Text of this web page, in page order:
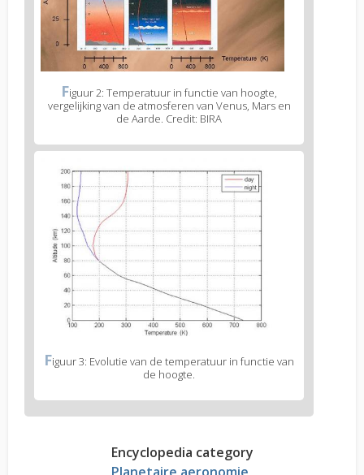
Figuur 2: Temperatuur in functie van hoogte,
vergelijking van de atmosferen van Venus, Mars en
de Aarde. Credit: BIRA
Figuur 3: Evolutie van de temperatuur in functie van
de hoogte.
Encyclopedia category